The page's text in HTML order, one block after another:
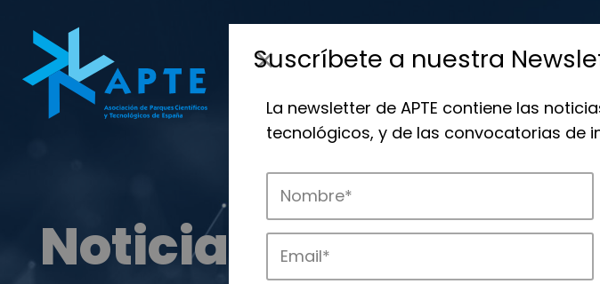
Noticias
Suscríbete a nuestra
La newsletter de APTE contiene las
tecnológicos, y de las convocatorias de